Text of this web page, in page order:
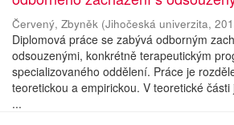
Červený, Zbyněk (Jihočeská univerzita,
Diplomová práce se zabývá odborným
odsouzenými, konkrétně terapeutickým
specializovaného oddělení. Práce je
teoretickou a empirickou. V teoretické
...